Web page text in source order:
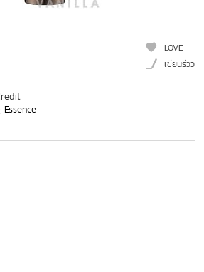
LOVE
เขียนรีวิว